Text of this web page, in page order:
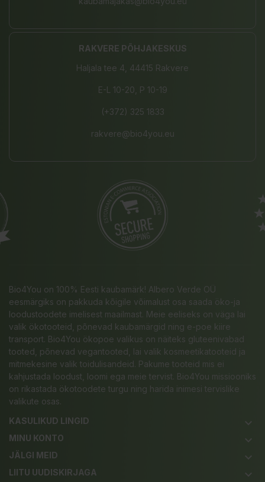
RAKVERE PÕHJAKESKUS
Haljala tee 4, 44415 Rakvere
E-L 10-20, P 10-19
(+372) 325 1833
rakvere@bio4you.eu
Bio4You on 100% Eesti kaubamärk! Albero Verde OÜ
eesmärgiks on pakkuda kõigile võimalust osa saada öko-ja
loodustoodete imelisest maailmast. Meie eeliseks on väga lai
valik ökotooteid, põnevad kaubamärgid ning e-poe kiire
transport. Bio4You ökopoe valikus on näiteks gluteenivabad
tooted, põnevad vegantooted, lai valik kosmeetikatooteid ja
mitmekesine valik toidulisandeid. Pakume tooteid mis ei
kahjustada loodust, loomi ega meie tervist. Bio4You missiooniks
on rikastada ökotoodete turgu ning harida inimesi tervislike
valikute osas.
KASULIKUD LINGID
keyboard_arrow_down
MINU KONTO keyboard_arrow_down
JÄLGI MEID keyboard_arrow_down
LIITU UUDISKIRJAGA keyboard_arrow_down